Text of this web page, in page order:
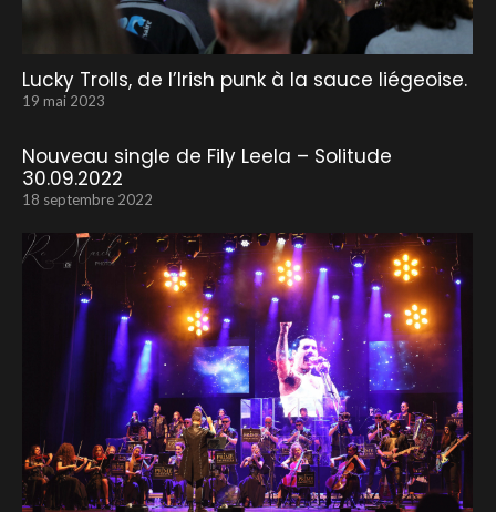
Lucky Trolls, de l’Irish punk à la sauce liégeoise.
19 mai 2023
Nouveau single de Fily Leela – Solitude
30.09.2022
18 septembre 2022